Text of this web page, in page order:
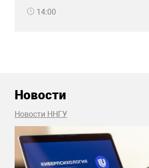
14:00
Новости
Новости ННГУ